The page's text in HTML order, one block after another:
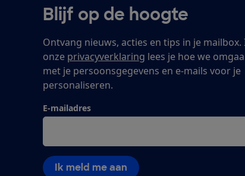
Blijf op de hoogte
Ontvang nieuws, acties en tips in je mailbox.
onze privacyverklaring lees je hoe we
met je persoonsgegevens en e-mails voor je
personaliseren.
E-mailadres
Ik meld me aan